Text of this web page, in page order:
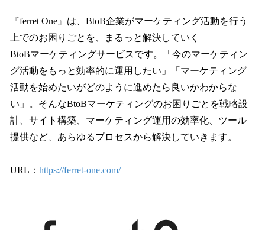
『ferret One』は、BtoB企業がマーケティング活動を行う
上でのお困りごとを、まるっと解決していく
BtoBマーケティングサービスです。「今のマーケティン
グ活動をもっと効率的に運用したい」「マーケティング
活動を始めたいがどのように進めたら良いかわからな
い」。そんなBtoBマーケティングのお困りごとを戦略設
計、サイト構築、マーケティング運用の効率化、ツール
提供など、あらゆるプロセスから解決していきます。
URL： https://ferret-one.com/